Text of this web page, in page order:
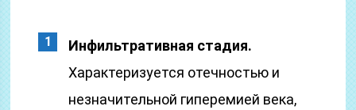
Инфильтративная стадия.
Характеризуется отечностью и
незначительной гиперемией века,